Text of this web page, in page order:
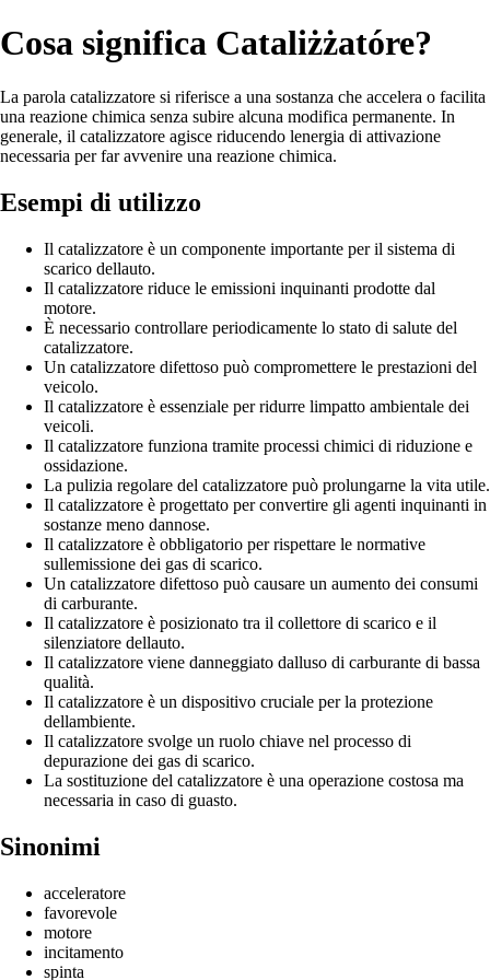
Cosa significa Cataliżżatóre?
La parola catalizzatore si riferisce a una sostanza che accelera o facilita
una reazione chimica senza subire alcuna modifica permanente. In
generale, il catalizzatore agisce riducendo lenergia di attivazione
necessaria per far avvenire una reazione chimica.
Esempi di utilizzo
Il catalizzatore è un componente importante per il sistema di
scarico dellauto.
Il catalizzatore riduce le emissioni inquinanti prodotte dal
motore.
È necessario controllare periodicamente lo stato di salute del
catalizzatore.
Un catalizzatore difettoso può compromettere le prestazioni del
veicolo.
Il catalizzatore è essenziale per ridurre limpatto ambientale dei
veicoli.
Il catalizzatore funziona tramite processi chimici di riduzione e
ossidazione.
La pulizia regolare del catalizzatore può prolungarne la vita utile.
Il catalizzatore è progettato per convertire gli agenti inquinanti in
sostanze meno dannose.
Il catalizzatore è obbligatorio per rispettare le normative
sullemissione dei gas di scarico.
Un catalizzatore difettoso può causare un aumento dei consumi
di carburante.
Il catalizzatore è posizionato tra il collettore di scarico e il
silenziatore dellauto.
Il catalizzatore viene danneggiato dalluso di carburante di bassa
qualità.
Il catalizzatore è un dispositivo cruciale per la protezione
dellambiente.
Il catalizzatore svolge un ruolo chiave nel processo di
depurazione dei gas di scarico.
La sostituzione del catalizzatore è una operazione costosa ma
necessaria in caso di guasto.
Sinonimi
acceleratore
favorevole
motore
incitamento
spinta